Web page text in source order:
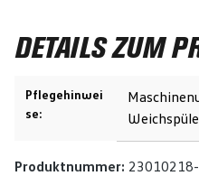
DETAILS ZUM
Pflegehinwei
se:
Produktnummer: